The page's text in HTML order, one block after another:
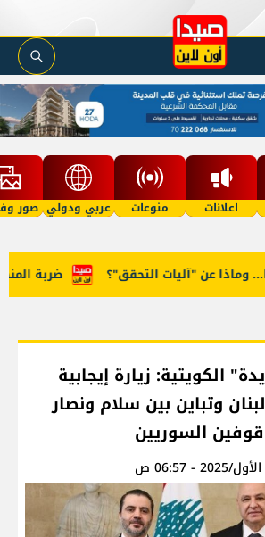
اعلانات منوعات عربي ودولي صور
ضربة عن "آليات التحقق"؟
الكويتية: زيارة إيجابية
وتباين بين سلام ونصار
السوريين